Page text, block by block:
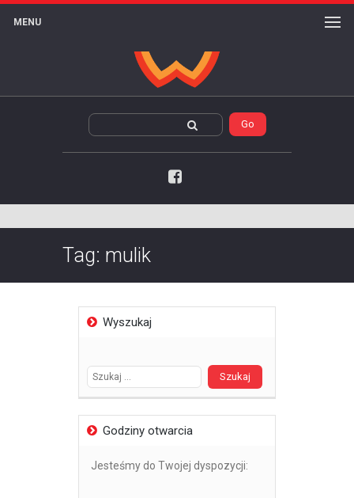
MENU
Tag: mulik
Wyszukaj
Godziny otwarcia
Jesteśmy do Twojej dyspozycji: